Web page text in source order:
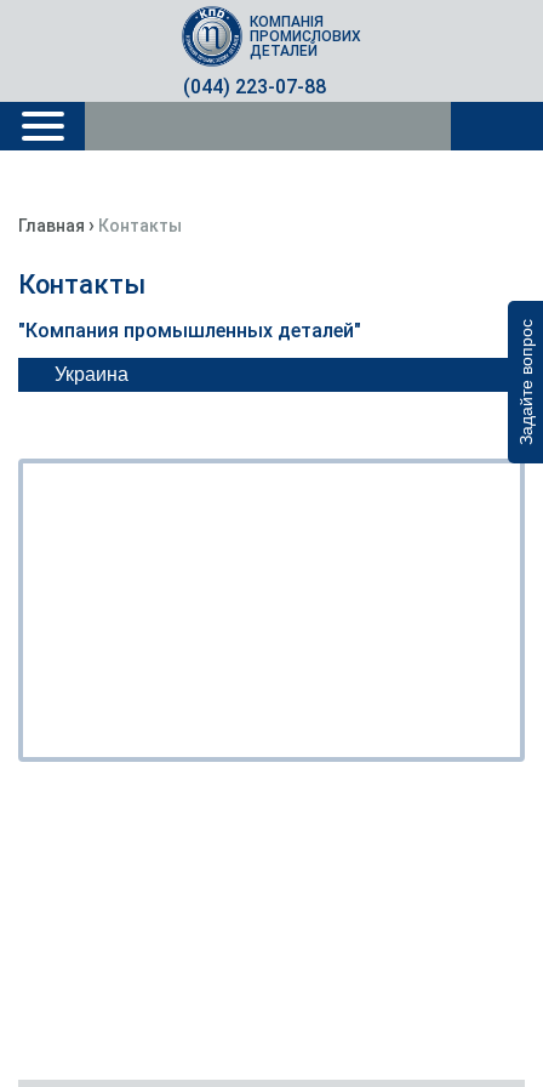
Задайте вопрос
(044) 223-07-88
КОМПАНІЯ
ПРОМИСЛОВИХ
ДЕТАЛЕЙ
Главная › Контакты
Контакты
"Компания промышленных деталей"